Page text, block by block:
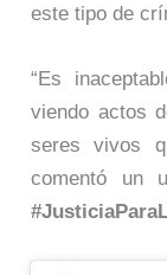
este tipo de
“Es
viendo actos
seres vivos
comentó un